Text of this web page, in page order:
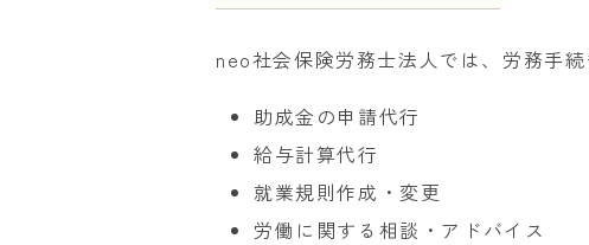
neo社会保険労務士法人では、労務手
助成金の申請代行
給与計算代行
就業規則作成・変更
労働に関する相談・アドバイス